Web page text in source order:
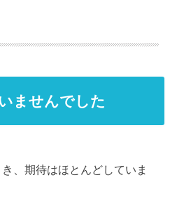
ませんでした
、期待はほとんどしていま